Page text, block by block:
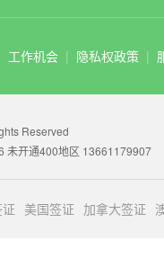
工作机会 | 隐私权政策 |
Reserved
未开通400地区 13661179907
美国签证 加拿大签证